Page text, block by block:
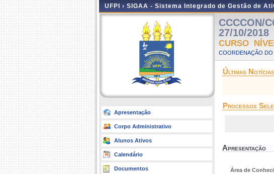
UFPI › SIGAA - Sistema Integrado de Gestão de
Apresentação
Corpo Administrativo
Alunos Ativos
Calendário
Documentos
CCCCON/
27/10/2018
CURSO
COORDENAÇÃO
Últimas Notícias
Processos
Apresentação
Área de